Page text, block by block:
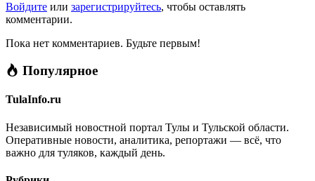
Войдите или зарегистрируйтесь, чтобы оставлять
комментарии.
Пока нет комментариев. Будьте первым!
Популярное
TulaInfo.ru
Независимый новостной портал Тулы и Тульской области.
Оперативные новости, аналитика, репортажи — всё, что
важно для туляков, каждый день.